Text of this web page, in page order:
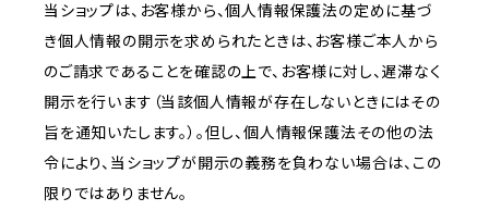
当ショップは、お客様から、個人情報保護法の定めに基づ
き個人情報の開示を求められたときは、お客様ご本人から
のご請求であることを確認の上で、お客様に対し、遅滞なく
開示を行います（当該個人情報が存在しないときにはその
旨を通知いたします。）。但し、個人情報保護法その他の法
令により、当ショップが開示の義務を負わない場合は、この
限りではありません。